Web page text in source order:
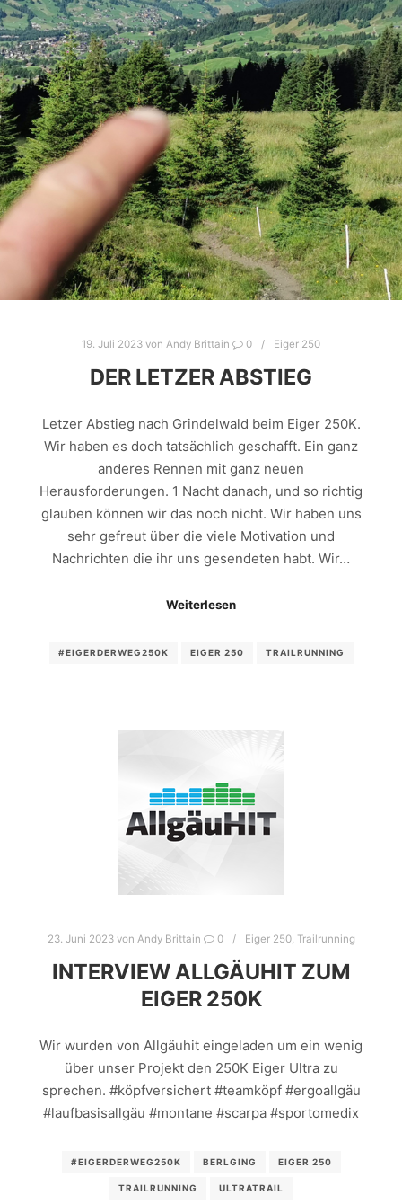
19. Juli 2023 von Andy Brittain 0 Eiger 250
DER LETZER ABSTIEG
Letzer Abstieg nach Grindelwald beim Eiger 250K.
Wir haben es doch tatsächlich geschafft. Ein ganz
anderes Rennen mit ganz neuen
Herausforderungen. 1 Nacht danach, und so richtig
glauben können wir das noch nicht. Wir haben uns
sehr gefreut über die viele Motivation und
Nachrichten die ihr uns gesendeten habt. Wir…
Weiterlesen
#EIGERDERWEG250K EIGER 250 TRAILRUNNING
23. Juni 2023von Andy Brittain 0 Eiger 250, Trailrunning
INTERVIEW ALLGÄUHIT ZUM
EIGER 250K
Wir wurden von Allgäuhit eingeladen um ein wenig
über unser Projekt den 250K Eiger Ultra zu
sprechen. #köpfversichert #teamköpf #ergoallgäu
#laufbasisallgäu #montane #scarpa #sportomedix
#EIGERDERWEG250K BERLGING EIGER 250
TRAILRUNNING ULTRATRAIL